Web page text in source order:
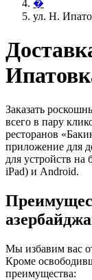
�
ул. Н.
Заказать
всего в пару
ресторанов
приложение для
для устройств на
iPad) и Android.
Мы избавим вас
Кроме
преимущества: